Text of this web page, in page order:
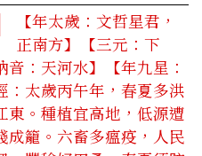
【年太歲：文哲星君，
正南方】【三元：下
：天河水】【年九星：
：太歲丙午年，春夏多洪
東。種植宜高地，低源遭
成籠。六畜多瘟疫，人民